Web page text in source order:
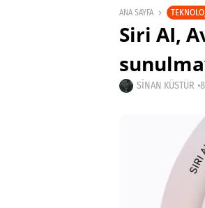
ANA SAYFA
Siri AI,
SINAN KÜSTÜR